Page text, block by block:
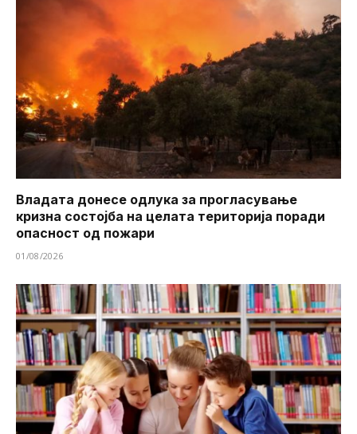
Владата донесе одлука за прогласување
кризна состојба на целата територија поради
опасност од пожари
01/08/2026